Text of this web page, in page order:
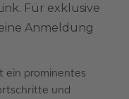
Für exklusive
Anmeldung
ein prominentes
und